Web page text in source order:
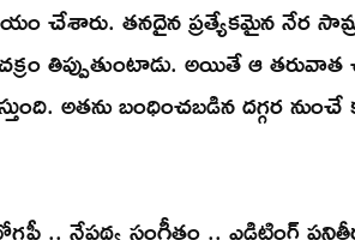
చేశారు. తనదైన ప్రత్యేకమైన నేర
తిప్పుతుంటాడు. అయితే ఆ
అతను బంధించబడిన దగ్గర నుంచే